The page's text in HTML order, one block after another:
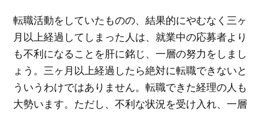
転職活動をしていたものの、結果的にやむなく三ヶ
月以上経過してしまった人は、就業中の応募者より
も不利になることを肝に銘じ、一層の努力をしまし
ょう。三ヶ月以上経過したら絶対に転職できないと
ういうわけではありません。転職できた経理の人も
大勢います。ただし、不利な状況を受け入れ、一層